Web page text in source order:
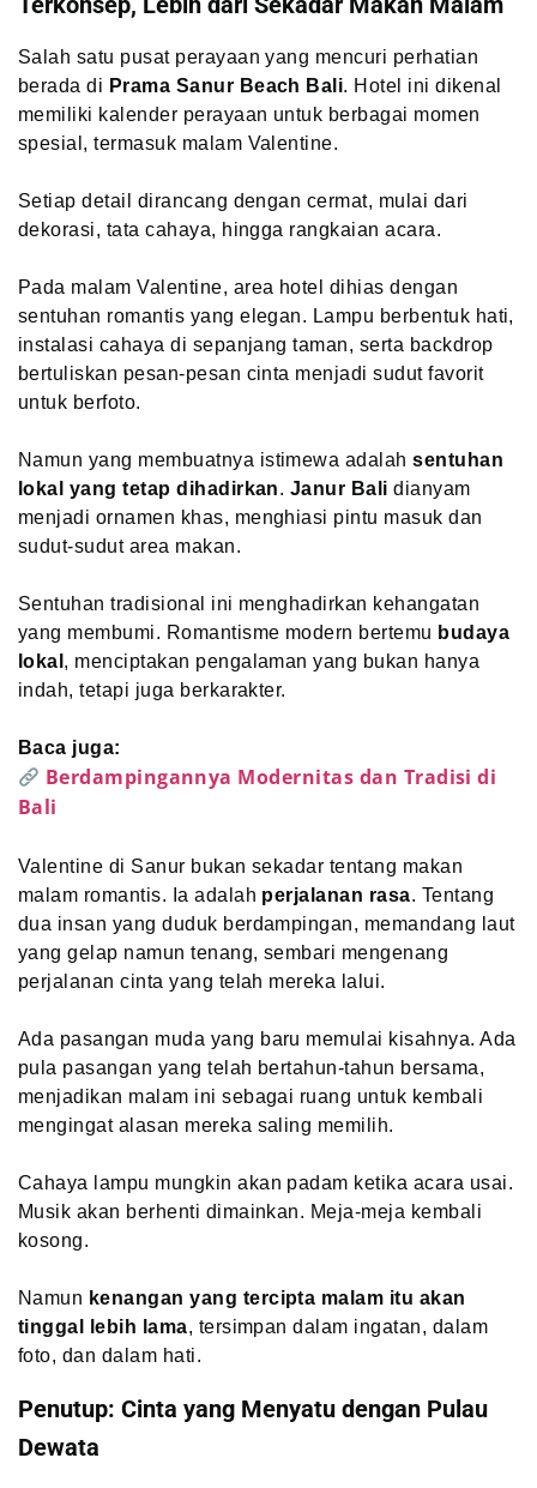
Salah satu pusat perayaan yang mencuri perhatian
berada di Prama Sanur Beach Bali. Hotel ini dikenal
memiliki kalender perayaan untuk berbagai momen
spesial, termasuk malam Valentine.
Setiap detail dirancang dengan cermat, mulai dari
dekorasi, tata cahaya, hingga rangkaian acara.
Pada malam Valentine, area hotel dihias dengan
sentuhan romantis yang elegan. Lampu berbentuk hati,
instalasi cahaya di sepanjang taman, serta backdrop
bertuliskan pesan-pesan cinta menjadi sudut favorit
untuk berfoto.
Namun yang membuatnya istimewa adalahsentuhan
lokal yang tetap dihadirkan. Janur Bali dianyam
menjadi ornamen khas, menghiasi pintu masuk dan
sudut-sudut area makan.
Sentuhan tradisional ini menghadirkan kehangatan
yang membumi. Romantisme modern bertemu budaya
lokal , menciptakan pengalaman yang bukan hanya
indah, tetapi juga berkarakter.
Baca juga:
Berdampingannya Modernitas dan Tradisi di
Bali
Valentine di Sanur bukan sekadar tentang makan
malam romantis. Ia adalah perjalanan rasa. Tentang
dua insan yang duduk berdampingan, memandang laut
yang gelap namun tenang, sembari mengenang
perjalanan cinta yang telah mereka lalui.
Ada pasangan muda yang baru memulai kisahnya. Ada
pula pasangan yang telah bertahun-tahun bersama,
menjadikan malam ini sebagai ruang untuk kembali
mengingat alasan mereka saling memilih.
Cahaya lampu mungkin akan padam ketika acara usai.
Musik akan berhenti dimainkan. Meja-meja kembali
kosong.
Namun kenangan yang tercipta malam itu akan
tinggal lebih lama, tersimpan dalam ingatan, dalam
foto, dan dalam hati.
Penutup: Cinta yang Menyatu dengan Pulau
Dewata